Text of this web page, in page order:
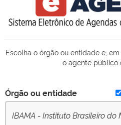
Escolha o órgão ou entidade e,
o agente público
Órgão ou entidade
IBAMA - Instituto Brasileiro do